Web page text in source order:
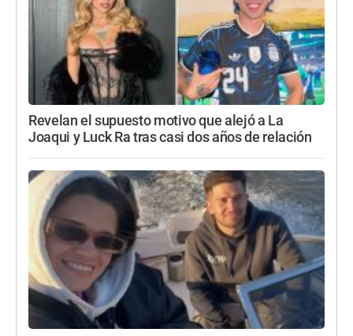
Revelan el supuesto motivo que alejó a La
Joaqui y Luck Ra tras casi dos años de relación